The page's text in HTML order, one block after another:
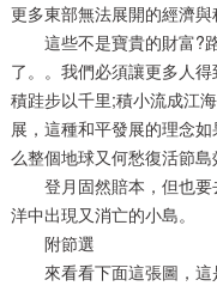
更多東部無法展開的經濟與
這些不是寶貴的財富?路
了。。我們必須讓更多人
積跬步以千里;積小流成江
展，這種和平發展的理念
么整個地球又何愁復活節島
登月固然賠本，但也要
洋中出現又消亡的小島。
附節選
來看看下面這張圖，這